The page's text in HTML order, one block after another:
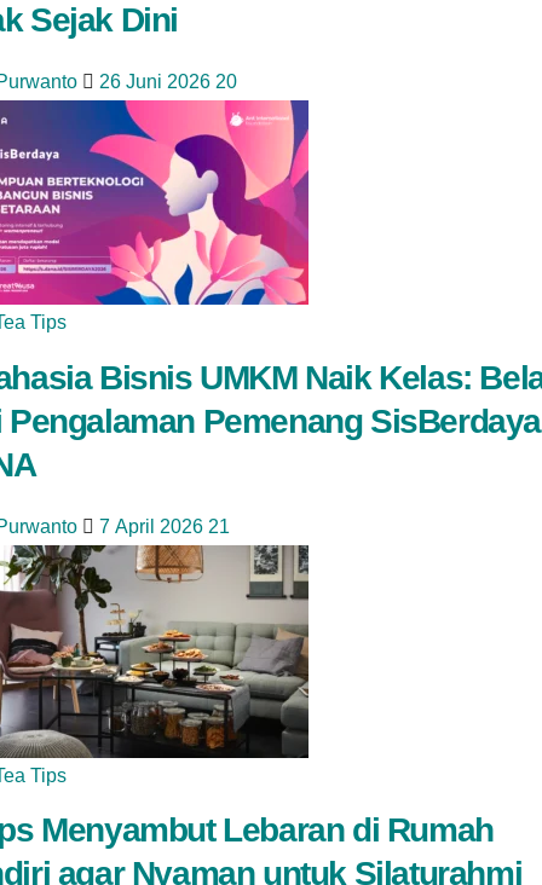
Sejak Dini
26 Juni 2026 20
Tips
Bisnis UMKM Naik Kelas:
Pengalaman Pemenang SisBerdaya
7 April 2026 21
Tips
Menyambut Lebaran di Rumah
agar Nyaman untuk Silaturahmi